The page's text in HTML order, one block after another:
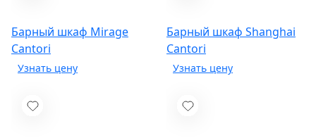
Барный шкаф Mirage
Cantori
Барный шкаф Shanghai
Cantori